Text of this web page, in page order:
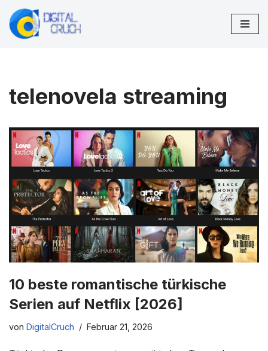
Zum
telenovela streaming
10 beste romantische türkische
Serien auf Netflix [2026]
von DigitalCruch Februar 21, 2026